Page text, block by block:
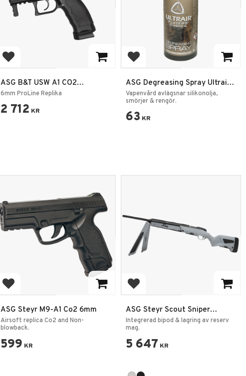
Add to favorites
ASG B&T USW A1 CO2
Blowback Airsoft Pistol 6mm
6mm ProLine Replika
2 712 KR
Add to favorites
ASG Degreasing Spray Ultrair
Airsoft Rengöring 150ml
Vapenvård avlägsnar silikonolja,
smörjer & rengör.
63 KR
Add to favorites
ASG Steyr M9-A1 Co2 6mm
Airsoft replica Co2 and Non-
blowback.
599 KR
Add to favorites
ASG Steyr Scout Sniper
Airsoft gevär 6mm 1,8J
Integrerad bipod & lagring av reserv
mag.
5 647 KR